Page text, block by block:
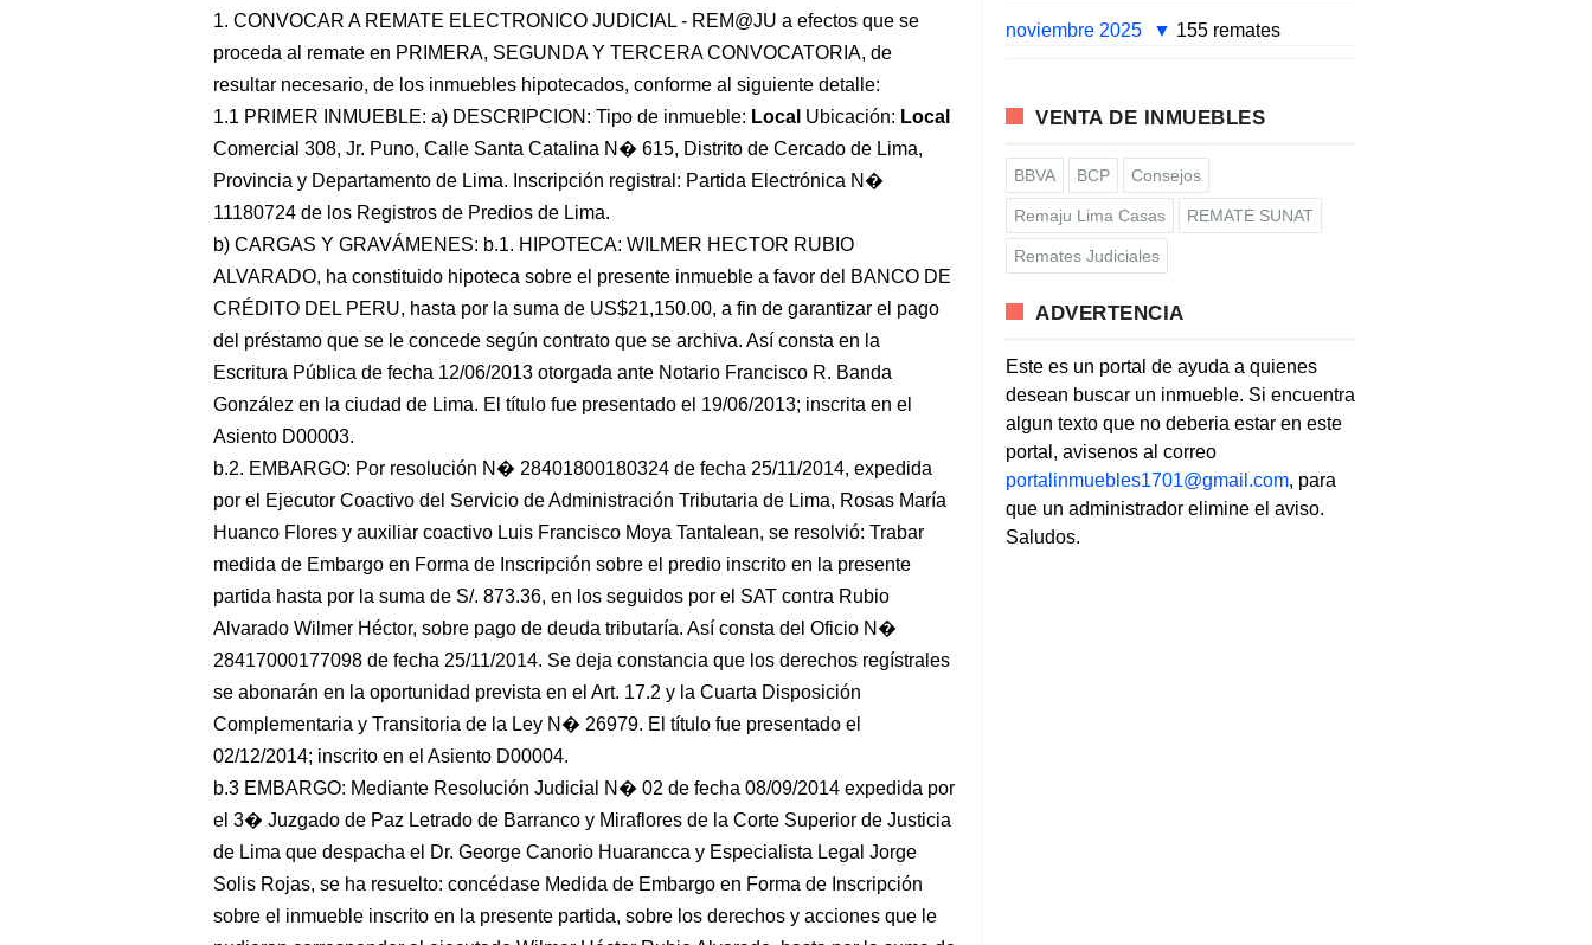
1. CONVOCAR A REMATE ELECTRONICO JUDICIAL - REM@JU a efectos que se
proceda al remate en PRIMERA, SEGUNDA Y TERCERA CONVOCATORIA, de
resultar necesario, de los inmuebles hipotecados, conforme al siguiente detalle:
1.1 PRIMER INMUEBLE: a) DESCRIPCION: Tipo de inmueble: Local Ubicación: Local
Comercial 308, Jr. Puno, Calle Santa Catalina N� 615, Distrito de Cercado de Lima,
Provincia y Departamento de Lima. Inscripción registral: Partida Electrónica N�
11180724 de los Registros de Predios de Lima.
b) CARGAS Y GRAVÁMENES: b.1. HIPOTECA: WILMER HECTOR RUBIO
ALVARADO, ha constituido hipoteca sobre el presente inmueble a favor del BANCO DE
CRÉDITO DEL PERU, hasta por la suma de US$21,150.00, a fin de garantizar el pago
del préstamo que se le concede según contrato que se archiva. Así consta en la
Escritura Pública de fecha 12/06/2013 otorgada ante Notario Francisco R. Banda
González en la ciudad de Lima. El título fue presentado el 19/06/2013; inscrita en el
Asiento D00003.
b.2. EMBARGO: Por resolución N� 28401800180324 de fecha 25/11/2014, expedida
por el Ejecutor Coactivo del Servicio de Administración Tributaria de Lima, Rosas María
Huanco Flores y auxiliar coactivo Luis Francisco Moya Tantalean, se resolvió: Trabar
medida de Embargo en Forma de Inscripción sobre el predio inscrito en la presente
partida hasta por la suma de S/. 873.36, en los seguidos por el SAT contra Rubio
Alvarado Wilmer Héctor, sobre pago de deuda tributaría. Así consta del Oficio N�
28417000177098 de fecha 25/11/2014. Se deja constancia que los derechos regístrales
se abonarán en la oportunidad prevista en el Art. 17.2 y la Cuarta Disposición
Complementaria y Transitoria de la Ley N� 26979. El título fue presentado el
02/12/2014; inscrito en el Asiento D00004.
b.3 EMBARGO: Mediante Resolución Judicial N� 02 de fecha 08/09/2014 expedida por
el 3� Juzgado de Paz Letrado de Barranco y Miraflores de la Corte Superior de Justicia
de Lima que despacha el Dr. George Canorio Huarancca y Especialista Legal Jorge
Solis Rojas, se ha resuelto: concédase Medida de Embargo en Forma de Inscripción
sobre el inmueble inscrito en la presente partida, sobre los derechos y acciones que le
noviembre 2025 155 remates
VENTA DE INMUEBLES
BBVA BCP Consejos
Remaju Lima Casas REMATE SUNAT
Remates Judiciales
ADVERTENCIA
Este es un portal de ayuda a quienes
desean buscar un inmueble. Si encuentra
algun texto que no deberia estar en este
portal, avisenos al correo
portalinmuebles1701@gmail.com, para
que un administrador elimine el aviso.
Saludos.